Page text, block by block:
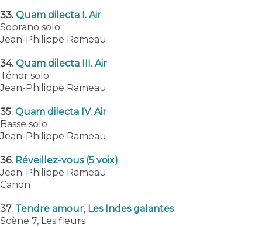
33. Quam dilecta I. Air
Soprano solo
Jean-Philippe Rameau
34. Quam dilecta III. Air
Ténor solo
Jean-Philippe Rameau
35. Quam dilecta IV. Air
Basse solo
Jean-Philippe Rameau
36. Réveillez-vous (5 voix)
Jean-Philippe Rameau
Canon
37. Tendre amour, Les Indes galantes
Scène 7, Les fleurs